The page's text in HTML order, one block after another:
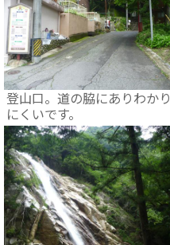
登山口。道の脇にありわかり
にくいです。